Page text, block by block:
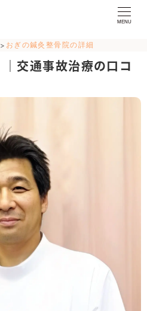
MENU
> おぎの鍼灸整骨院の詳細
交通事故治療の口コ